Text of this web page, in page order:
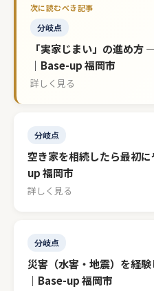
分岐点
「実家じまい」の進め方
｜Base-up 福岡市
詳しく見る
分岐点
空き家を相続したら最初
up 福岡市
詳しく見る
分岐点
災害（水害・地震）を経
｜Base-up 福岡市